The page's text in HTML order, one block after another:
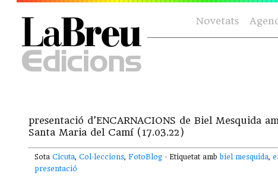
Novetats
presentació d’ENCARNACIONS de Biel Mesquida
Santa Maria del Camí (17.03.22)
Sota Cicuta, Col·leccions, FotoBlog · Etiquetat amb biel mesquida,
presentació